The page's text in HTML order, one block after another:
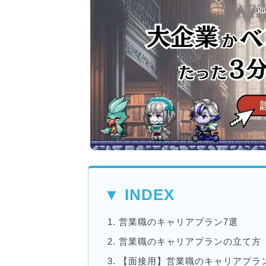
▼ INDEX
1. 営業職のキャリアプラン7選
2. 営業職のキャリアプランの立て方
3.
【面接用】営業職のキャリアプラ